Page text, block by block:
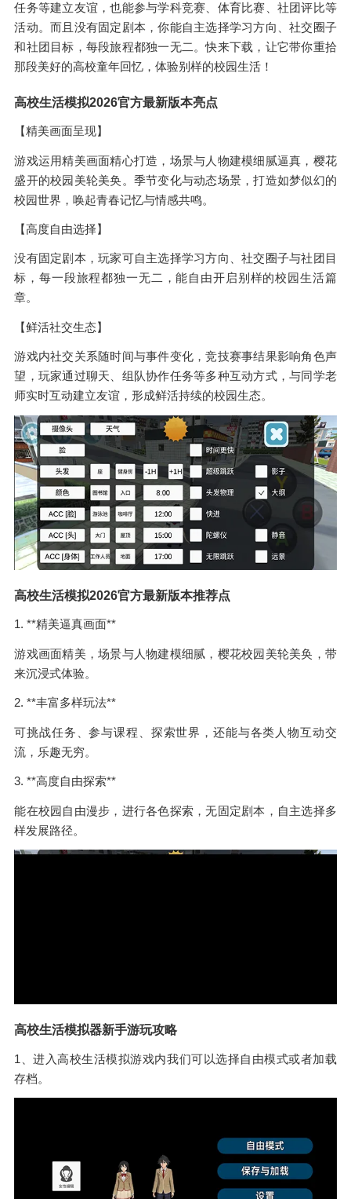
任务等建立友谊，也能参与学科竞赛、体育比赛、社团评比等
活动。而且没有固定剧本，你能自主选择学习方向、社交圈子
和社团目标，每段旅程都独一无二。快来下载，让它带你重拾
那段美好的高校童年回忆，体验别样的校园生活！
高校生活模拟2026官方最新版本亮点
【精美画面呈现】
游戏运用精美画面精心打造，场景与人物建模细腻逼真，樱花
盛开的校园美轮美奂。季节变化与动态场景，打造如梦似幻的
校园世界，唤起青春记忆与情感共鸣。
【高度自由选择】
没有固定剧本，玩家可自主选择学习方向、社交圈子与社团目
标，每一段旅程都独一无二，能自由开启别样的校园生活篇
章。
【鲜活社交生态】
游戏内社交关系随时间与事件变化，竞技赛事结果影响角色声
望，玩家通过聊天、组队协作任务等多种互动方式，与同学老
师实时互动建立友谊，形成鲜活持续的校园生态。
高校生活模拟2026官方最新版本推荐点
1. **精美逼真画面**
游戏画面精美，场景与人物建模细腻，樱花校园美轮美奂，带
来沉浸式体验。
2. **丰富多样玩法**
可挑战任务、参与课程、探索世界，还能与各类人物互动交
流，乐趣无穷。
3. **高度自由探索**
能在校园自由漫步，进行各色探索，无固定剧本，自主选择多
样发展路径。
高校生活模拟器新手游玩攻略
1、进入高校生活模拟游戏内我们可以选择自由模式或者加载
存档。